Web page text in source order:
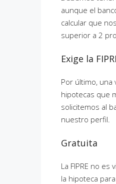
aunque el
calcular que
superior a 2
Exige la
Por último,
hipotecas que
solicitemos al
nuestro perfil.
Gratuita
La FIPRE no
la hipoteca